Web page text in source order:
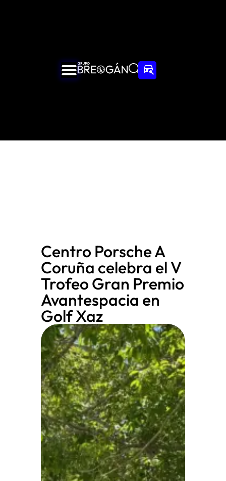
Centro Porsche A
Coruña celebra el V
Trofeo Gran Premio
Avantespacia en
Golf Xaz